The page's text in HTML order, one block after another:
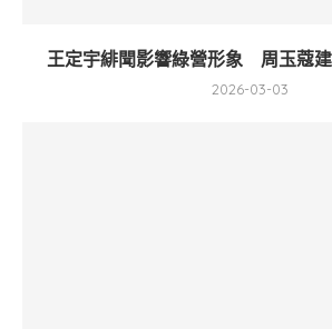
王定宇緋聞影響綠營形象 周玉蔻
2026-03-03